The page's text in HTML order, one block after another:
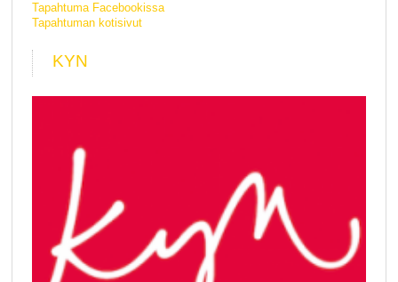
Tapahtuma Facebookissa
Tapahtuman kotisivut
KYN